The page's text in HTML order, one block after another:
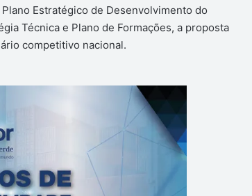
Estratégico de Desenvolvimento do
Técnica e Plano de Formações, a proposta
competitivo nacional.